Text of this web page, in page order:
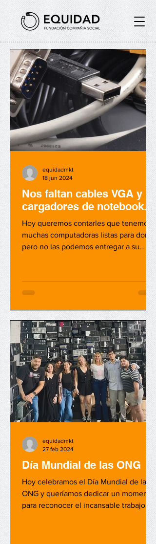
Nos faltan cables VGA y
cargadores de notebook...
Hoy queremos contarles que tenemos
muchas computadoras listas para donar,
pero no las podemos entregar a su
equidadmkt
18 jun 2024
Día Mundial de las ONG
Hoy celebramos el Día Mundial de las
ONG y queríamos dedicar un momento
para reconocer el incansable trabajo de
equidadmkt
27 feb 2024